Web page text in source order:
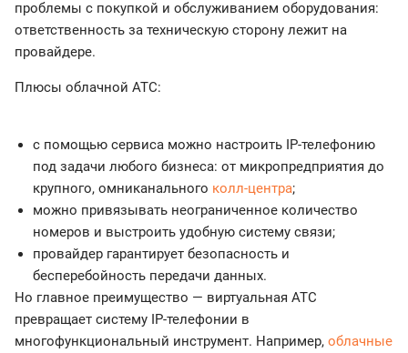
проблемы с покупкой и обслуживанием оборудования:
ответственность за техническую сторону лежит на
провайдере.
Плюсы облачной АТС:
с помощью сервиса можно настроить IP-телефонию
под задачи любого бизнеса: от микропредприятия до
крупного, омниканального колл-центра;
можно привязывать неограниченное количество
номеров и выстроить удобную систему связи;
провайдер гарантирует безопасность и
бесперебойность передачи данных.
Но главное преимущество — виртуальная АТС
превращает систему IP-телефонии в
многофункциональный инструмент. Например, облачные